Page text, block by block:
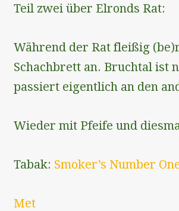
Teil zwei über Elronds Rat:
Während der Rat fleißig
Schachbrett an. Bruchtal ist
passiert eigentlich an den
Wieder mit Pfeife und
Tabak: Smoker’s Number
Met